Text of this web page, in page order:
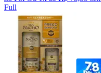
Full